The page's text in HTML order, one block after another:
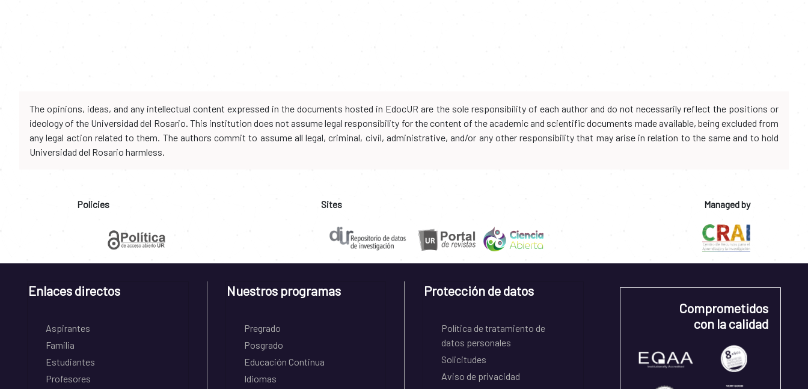
The opinions, ideas, and any intellectual content expressed in the documents hosted in EdocUR are the sole responsibility of each author and do not necessarily reflect the positions or
ideology of the Universidad del Rosario. This institution does not assume legal responsibility for the content of the academic and scientific documents made available, being excluded from
any legal action related to them. The authors commit to assume all legal, criminal, civil, administrative, and/or any other responsibility that may arise in relation to the same and to hold
Universidad del Rosario harmless.
Policies Sites Managed by
Enlaces directos
Aspirantes
Familia
Estudiantes
Profesores
Nuestros programas
Pregrado
Posgrado
Educación Continua
Idiomas
Protección de datos
Política de tratamiento de
datos personales
Solicitudes
Aviso de privacidad
Comprometidos
con la calidad